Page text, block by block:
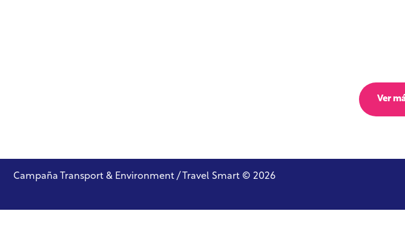
Ver
Campaña Transport & Environment / Travel Smart © 2026